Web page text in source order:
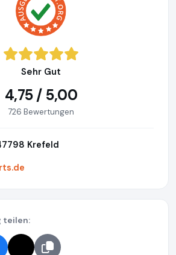
Sehr Gut
4,75 / 5,00
726 Bewertungen
Krefeld
teilen: